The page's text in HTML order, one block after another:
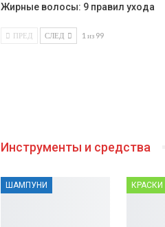
Жирные волосы: 9 правил ухода
ПРЕД СЛЕД 1 из 99
Инструменты и средства
ШАМПУНИ КРАСКИ